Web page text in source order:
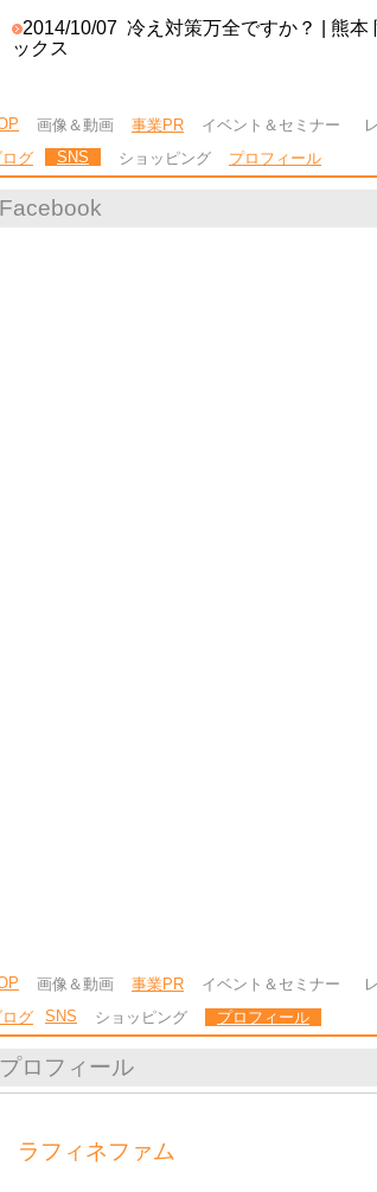
2014/10/07 冷え対策万全ですか？ | 熊本
ックス
画像＆動画 事業PR イベント＆セミナー
グ
SNS ショッピング プロフィール
Facebook
画像＆動画 事業PR イベント＆セミナー
グ
SNS ショッピング プロフィール
プロフィール
ラフィネファム